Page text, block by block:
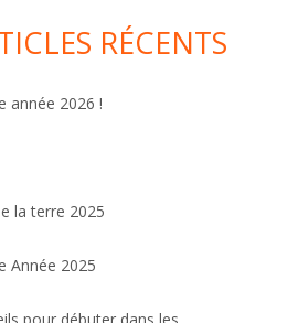
RÉCENTS
année 2026 !
la terre 2025
Année 2025